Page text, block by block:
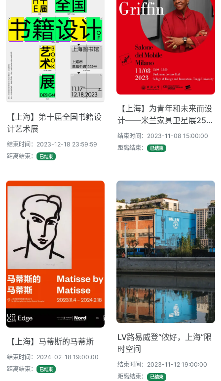
【上海】第十届全国书籍设
计艺术展
结束时间：2023-12-18 23:59:59
距离结束：
已结束
【上海】为青年和未来而设
计——米兰家具卫星展25年
与Marva Griffin教授聘任仪
式
结束时间：2023-11-08 15:00:00
距离结束：
已结束
【上海】马蒂斯的马蒂斯
结束时间：2024-02-18 19:00:00
距离结束：
已结束
LV路易威登“侬好，上海”限
时空间
结束时间：2023-11-12 19:00:00
距离结束：
已结束